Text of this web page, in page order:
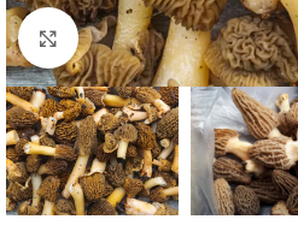
Faceți click pentru a mări